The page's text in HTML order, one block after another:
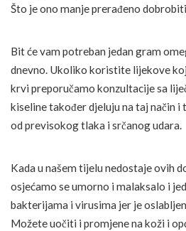
Što je ono manje prerađeno
Bit će vam potreban jedan gram
dnevno. Ukoliko koristite lijekove
krvi preporučamo konzultacije sa
kiseline također djeluju na taj način
od previsokog tlaka i srčanog udara.
Kada u našem tijelu nedostaje ovih
osjećamo se umorno i malaksalo i
bakterijama i virusima jer je
Možete uočiti i promjene na koži i